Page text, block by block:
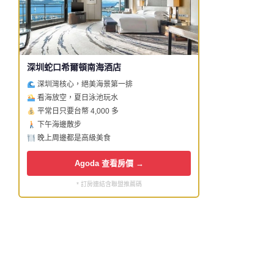
深圳蛇口希爾頓南海酒店
深圳灣核心，絕美海景第一排
看海放空，夏日泳池玩水
平常日只要台幣 4,000 多
下午海邊散步
晚上周邊都是高級美食
Agoda 查看房價 →
* 訂房連結含聯盟推薦碼